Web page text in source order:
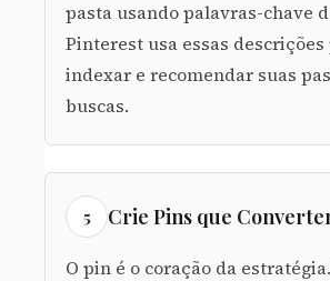
pasta usando palavras-chave
Pinterest usa essas descrições
indexar e recomendar suas
buscas.
5 Crie Pins que
O pin é o coração da